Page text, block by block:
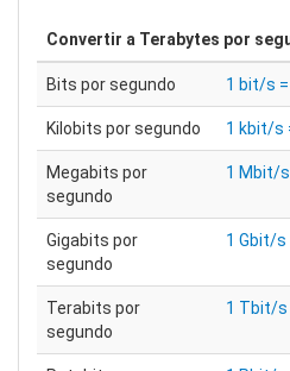
Convertir a Terabytes por
Bits por segundo 1 bit/s
Kilobits por segundo 1 kbit/s
Megabits por
segundo
1 Mbit/
Gigabits por
segundo
1 Gbit/s
Terabits por
segundo
1 Tbit/s